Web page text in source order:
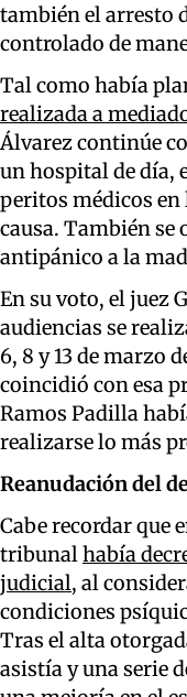
también el arresto
controlado de
Tal como había
realizada a
Álvarez continúe
un hospital de día,
peritos médicos
causa. También se
antipánico a la
En su voto, el juez
audiencias se
6, 8 y 13 de marzo
coincidió con esa
Ramos Padilla
realizarse lo más
Reanudación del
Cabe recordar que
tribunalhabía
judicial, al
condiciones
Tras el alta
asistía y una serie